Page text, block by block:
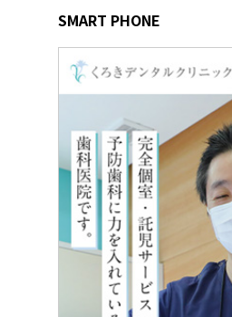
SMART PHONE